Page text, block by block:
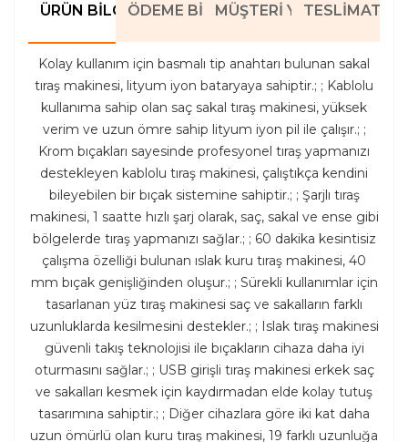
ÜRÜN BILGILERIÖDEME BILGILERIMÜŞTERI YORUMLARI
TESLIMAT
Kolay kullanım için basmalı tip anahtarı bulunan sakal
tıraş makinesi, lityum iyon bataryaya sahiptir.; ; Kablolu
kullanıma sahip olan saç sakal tıraş makinesi, yüksek
verim ve uzun ömre sahip lityum iyon pil ile çalışır.; ;
Krom bıçakları sayesinde profesyonel tıraş yapmanızı
destekleyen kablolu tıraş makinesi, çalıştıkça kendini
bileyebilen bir bıçak sistemine sahiptir.; ; Şarjlı tıraş
makinesi, 1 saatte hızlı şarj olarak, saç, sakal ve ense gibi
bölgelerde tıraş yapmanızı sağlar.; ; 60 dakika kesintisiz
çalışma özelliği bulunan ıslak kuru tıraş makinesi, 40
mm bıçak genişliğinden oluşur.; ; Sürekli kullanımlar için
tasarlanan yüz tıraş makinesi saç ve sakalların farklı
uzunluklarda kesilmesini destekler.; ; Islak tıraş makinesi
güvenli takış teknolojisi ile bıçakların cihaza daha iyi
oturmasını sağlar.; ; USB girişli tıraş makinesi erkek saç
ve sakalları kesmek için kaydırmadan elde kolay tutuş
tasarımına sahiptir.; ; Diğer cihazlara göre iki kat daha
uzun ömürlü olan kuru tıraş makinesi, 19 farklı uzunluğa